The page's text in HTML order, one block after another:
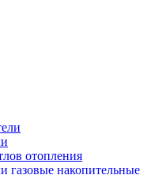
отопления
газовые накопительные